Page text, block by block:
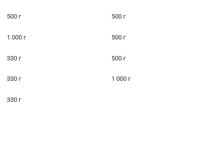
500 г 500 г
1 000 г 500 г
330 г 500 г
330 г 1 000 г
330 г